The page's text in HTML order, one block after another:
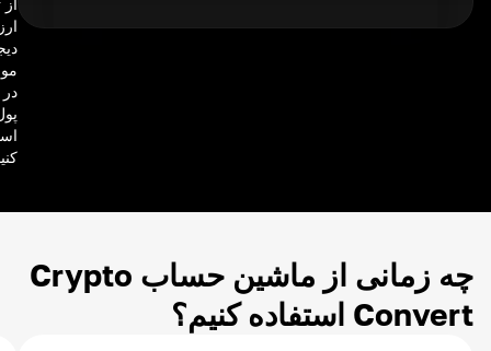
از
چه زمانی از ماشین حساب Crypto
Convert استفاده کنیم؟